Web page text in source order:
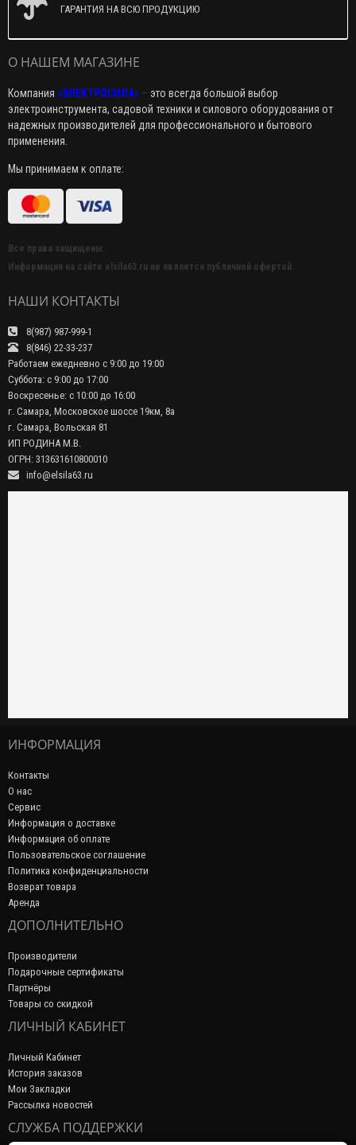
ГАРАНТИЯ НА ВСЮ ПРОДУКЦИЮ
О НАШЕМ МАГАЗИНЕ
Компания «ЭЛЕКТРОСИЛА» – это всегда большой выбор
электроинструмента, садовой техники и силового оборудования от
надежных производителей для профессионального и бытового
применения.
Мы принимаем к оплате:
Все права защищены.
Информация на сайте elsila63.ru не является публичной офертой.
НАШИ КОНТАКТЫ
8(987) 987-999-1
8(846) 22-33-237
Работаем ежедневно с 9:00 до 19:00
Суббота: с 9:00 до 17:00
Воскресенье: с 10:00 до 16:00
г. Самара, Московское шоссе 19км, 8а
г. Самара, Вольская 81
ИП РОДИНА М.В.
ОГРН: 313631610800010
info@elsila63.ru
ИНФОРМАЦИЯ
Контакты
О нас
Сервис
Информация о доставке
Информация об оплате
Пользовательское соглашение
Политика конфиденциальности
Возврат товара
Аренда
ДОПОЛНИТЕЛЬНО
Производители
Подарочные сертификаты
Партнёры
Товары со скидкой
ЛИЧНЫЙ КАБИНЕТ
Личный Кабинет
История заказов
Мои Закладки
Рассылка новостей
СЛУЖБА ПОДДЕРЖКИ